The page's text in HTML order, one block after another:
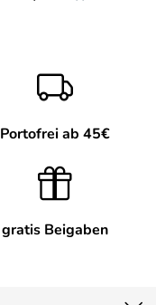
Portofrei ab 45€
gratis Beigaben